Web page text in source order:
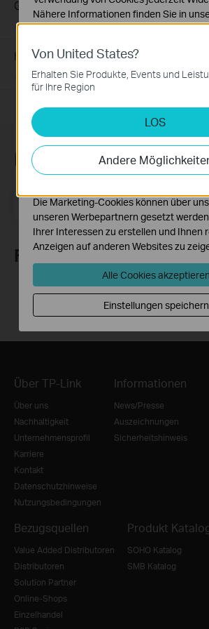
Gerät?
09-26-2016 25765498views
How to Improve Your Wi-Fi Signal and
12-28-2012 2156906 views
Newsletter abonnieren
E-Mail-Adresse
Folge uns
Über TP-Link
Über uns
Nachhaltigkeit
Unternehmensprofil
Karriere
Kontakt
Datenschutzhinweise
Nutzungsbedingungen
Informationen
News/Presse
Auszeichnungen
Sicherheitshinweis
Bezugsquellen
Value Added Distributoren
Distributoren
Solution Partner
Online-Shops
Einzelhandel
Produkt
SOHO Katalog
SMB Katalog
Von United States?
Erhalten Sie Produkte, Events und
für Ihre Region
LOS
Andere
Nähere Informationen finden Sie in
Datenschutzhinweisen.
Notwendige Cookies
Diese Cookies sind zur Funktion der
erforderlich und können in Ihren
Analyse- und Marketing-Cookies
Analyse-Cookies ermöglichen es uns,
auf unserer Website zu analysieren, um
Funktionsweise unserer Website zu
Die Marketing-Cookies können über
unseren Werbepartnern gesetzt
Ihrer Interessen zu erstellen und Ihnen
Anzeigen auf anderen Websites zu
Alle Cookies akzeptieren
Einstellungen speichern